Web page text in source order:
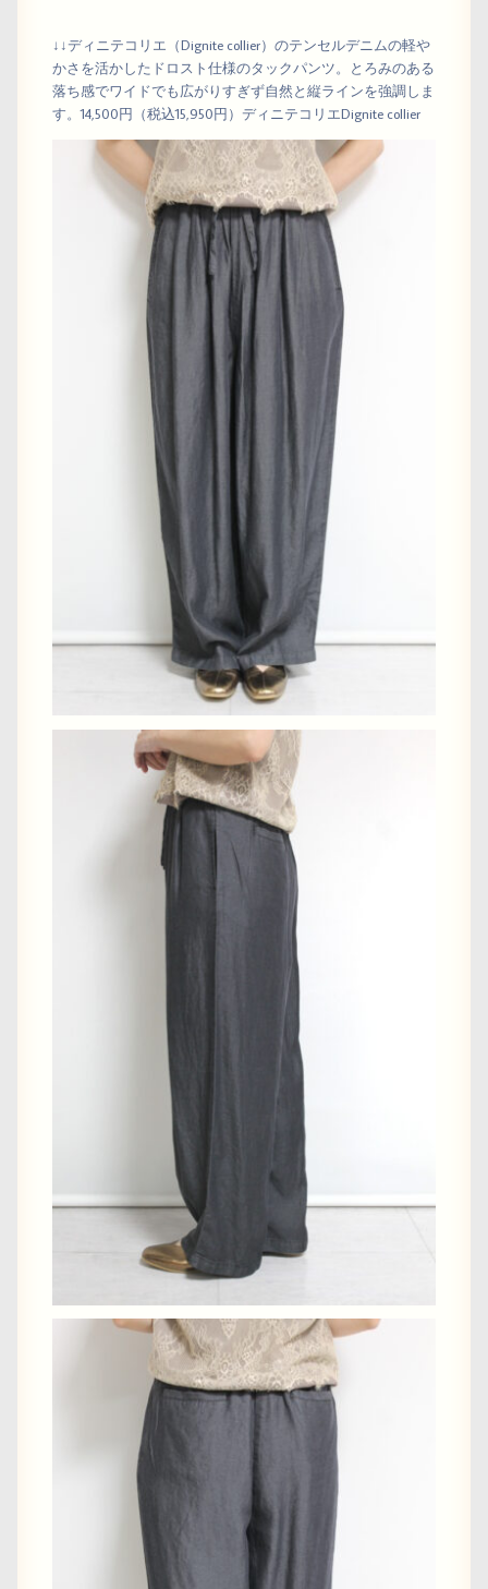
↓↓ディニテコリエ（Dignite collier）のテンセルデニムの軽や
かさを活かしたドロスト仕様のタックパンツ。とろみのある
落ち感でワイドでも広がりすぎず自然と縦ラインを強調しま
す。14,500円（税込15,950円）ディニテコリエDignite collier